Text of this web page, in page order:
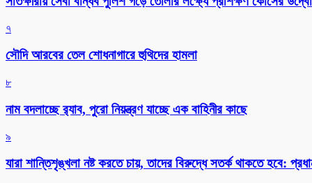
৭
সৌদি আরবের তেল শোধনাগারে হুথিদের হামলা
৮
নাম বদলাচ্ছে র‌্যাব, পুরো নিয়ন্ত্রণ যাচ্ছে এক বাহিনীর কাছে
৯
যারা শান্তিশৃঙ্খলা নষ্ট করতে চায়, তাদের বিরুদ্ধে সতর্ক থাকতে হবে: